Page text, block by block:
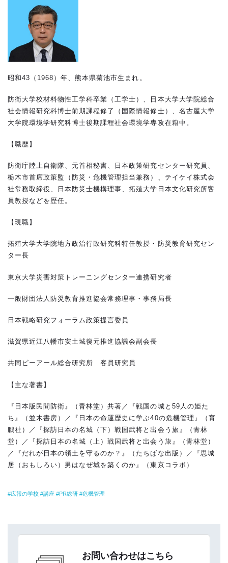
昭和43（1968）年、熊本県菊池市生まれ。
防衛大学校材料物性工学科卒業（工学士）、日本大学大学院総合
社会情報研究科博士前期課程修了（国際情報修士）、名古屋大学
大学院環境学研究科博士後期課程社会環境学専攻在籍中。
【職歴】
防衛庁陸上自衛隊、元首相秘書、日本政策研究センター研究員、
栃木市首席政策監（防災・危機管理担当兼務）、テイケイ株式会
社常務取締役、日本防災士機構理事、拓殖大学日本文化研究所客
員教授などを歴任。
【現職】
拓殖大学大学院地方政治行政研究科特任教授・防災教育研究セン
ター長
東京大学災害対策トレーニングセンター連携研究者
一般財団法人防災教育推進協会常務理事・事務局長
日本戦略研究フォーラム政策提言委員
滋賀県近江八幡市安土城復元推進協議会副会長
共同ピーアール総合研究所 客員研究員
【主な著書】
『日本版民間防衛』（青林堂）共著／『戦国の城と59人の姫た
ち』（並木書房）／『日本の命運歴史に学ぶ40の危機管理』（育
鵬社）／『探訪日本の名城（下）戦国武将と出会う旅』（青林
堂）／『探訪日本の名城（上）戦国武将と出会う旅』（青林堂）
／『だれが日本の領土を守るのか？』（たちばな出版）／『思城
居（おもしろい）男はなぜ城を築くのか』（東京コラボ）
広報の学校 講座 PR総研 危機管理
お問い合わせはこちら